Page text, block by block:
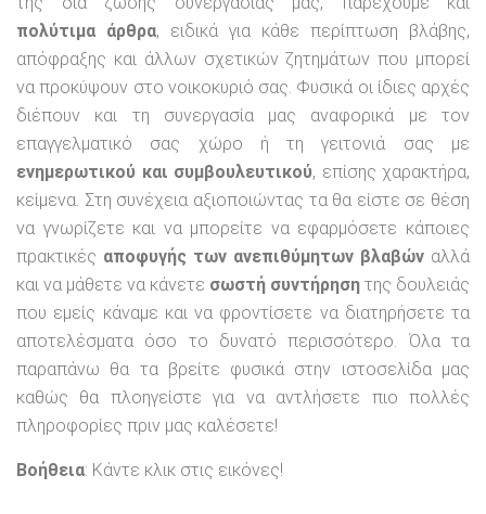
πολύτιμα άρθρα, ειδικά για κάθε περίπτωση βλάβης,
απόφραξης και άλλων σχετικών ζητημάτων που μπορεί
να προκύψουν στο νοικοκυριό σας. Φυσικά οι ίδιες αρχές
διέπουν και τη συνεργασία μας αναφορικά με τον
επαγγελματικό σας χώρο ή τη γειτονιά σας με
ενημερωτικού και συμβουλευτικού, επίσης χαρακτήρα,
κείμενα. Στη συνέχεια αξιοποιώντας τα θα είστε σε θέση
να γνωρίζετε και να μπορείτε να εφαρμόσετε κάποιες
πρακτικές αποφυγής των ανεπιθύμητων βλαβών αλλά
και να μάθετε να κάνετε σωστή συντήρηση της δουλειάς
που εμείς κάναμε και να φροντίσετε να διατηρήσετε τα
αποτελέσματα όσο το δυνατό περισσότερο. Όλα τα
παραπάνω θα τα βρείτε φυσικά στην ιστοσελίδα μας
καθώς θα πλοηγείστε για να αντλήσετε πιο πολλές
πληροφορίες πριν μας καλέσετε!
Βοήθεια: Κάντε κλικ στις εικόνες!